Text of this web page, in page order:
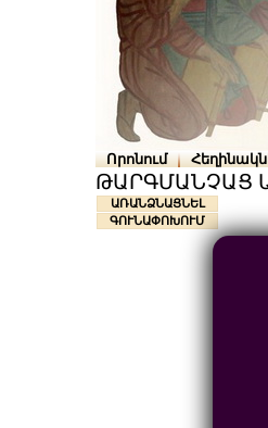
Որոնում
ԹԱՐԳՄԱՆՉԱՑ
ԱՌԱՆՁՆԱՑՆԵԼ
ԳՈՒՆԱՓՈԽՈՒՄ